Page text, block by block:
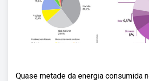
Quase metade da energia consumida